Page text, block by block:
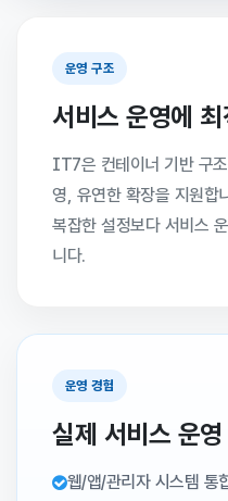
운영 구조
서비스 운영에
IT7은 컨테이너 기반 구
영, 유연한 확장을 지원합
복잡한 설정보다 서비스
니다.
운영 경험
실제 서비스 운
웹/앱/관리자 시스템 통